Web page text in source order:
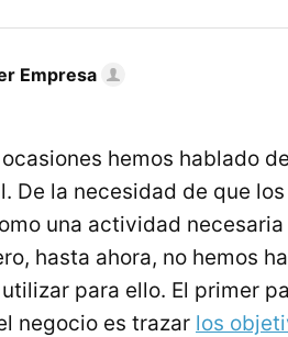
Empresa
ocasiones hemos hablado
De la necesidad de que
una actividad
hasta ahora, no hemos
para ello. El primer
negocio es trazar los